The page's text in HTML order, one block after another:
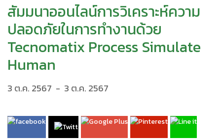
สัมมนาออนไลน์การวิเคราะห์ความ
ปลอดภัยในการทำงานด้วย
Tecnomatix Process Simulate
Human
3 ต.ค. 2567 - 3 ต.ค. 2567